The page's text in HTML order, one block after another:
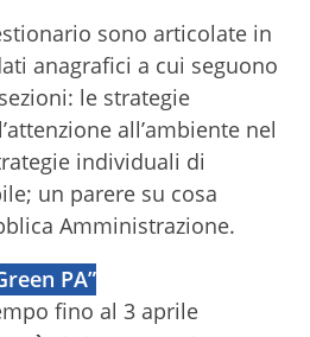
sono articolate in
anagrafici a cui seguono
le strategie
all’ambiente nel
individuali di
un parere su cosa
Amministrazione.
PA”
fino al 3 aprile